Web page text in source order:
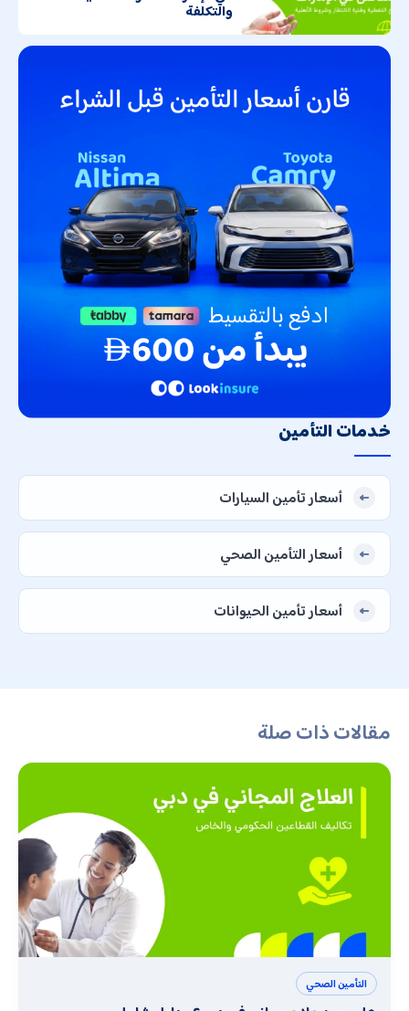
والتكلفة
خدمات التأمين
أسعار تأمين السيارات
أسعار التأمين الصحي
أسعار تأمين الحيوانات
مقالات ذات صلة
التأمين الصحي